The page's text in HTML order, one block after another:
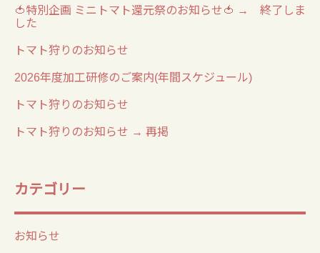
🍅特別企画 ミニトマト還元祭のお知らせ🍅 → 終了しま
した
トマト狩りのお知らせ
2026年度加工研修のご案内(年間スケジュール)
トマト狩りのお知らせ
トマト狩りのお知らせ → 再掲
カテゴリー
お知らせ